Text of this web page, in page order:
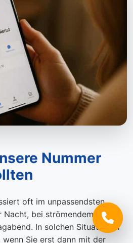
Nummer
oft im unpassendsten
bei strömendem Regen
In solchen Situationen
wenn Sie erst dann mit der